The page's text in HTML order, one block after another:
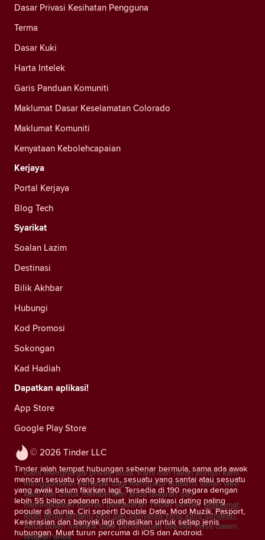
© 2026 Tinder LLC
Tinder ialah tempat hubungan sebenar bermula, sama ada awak
mencari sesuatu yang serius, sesuatu yang santai atau sesuatu
yang awak belum fikirkan lagi. Tersedia di 190 negara dengan
lebih 55 bilion padanan dibuat, inilah aplikasi dating paling
popular di dunia. Ciri seperti Double Date, Mod Muzik, Pasport,
Keserasian dan banyak lagi dihasilkan untuk setiap jenis
hubungan. Muat turun percuma di iOS dan Android.
Dasar Privasi Kesihatan Pengguna
Terma
Dasar Kuki
Harta Intelek
Garis Panduan Komuniti
Maklumat Dasar Keselamatan Colorado
Maklumat Komuniti
Kenyataan Kebolehcapaian
Kerjaya
Portal Kerjaya
Blog Tech
Syarikat
Soalan Lazim
Destinasi
Bilik Akhbar
Hubungi
Kod Promosi
Sokongan
Kad Hadiah
Dapatkan aplikasi!
App Store
Google Play Store
Kami menghargai privasi anda. Kami dan rakan kongsi kami
menggunakan penjejak bagi mengukur audiens laman web
kami dan untuk memberikan anda tawaran dan
meningkatkan operasi pemasaran Tinder sendiri. Maklumat
lebih lanjut tentang kuki dan penyedia yang kami gunakan.
Anda boleh menarik balik persetujuan bila-bila masa dalam
tetapan anda.